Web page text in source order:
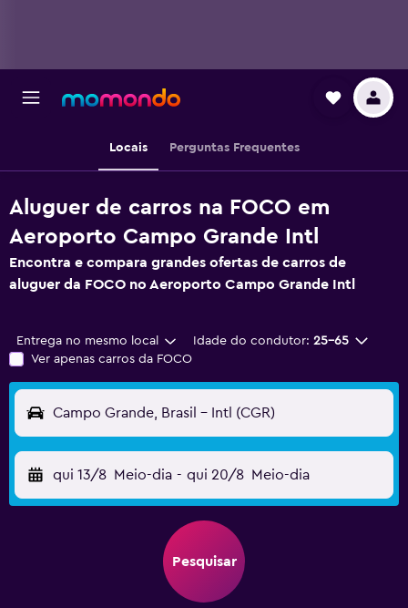
Locais Perguntas Frequentes
Aluguer de carros na FOCO em
Aeroporto Campo Grande Intl
Encontra e compara grandes ofertas de carros de
aluguer da FOCO no Aeroporto Campo Grande Intl
Entrega no mesmo local Idade do condutor: 25-65
Ver apenas carros da FOCO
Campo Grande, Brasil - Intl (CGR)
qui 13/8 Meio-dia - qui 20/8 Meio-dia
Pesquisar